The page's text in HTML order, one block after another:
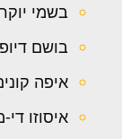
בשמי
בושם דיופ
איפה
איסוזו